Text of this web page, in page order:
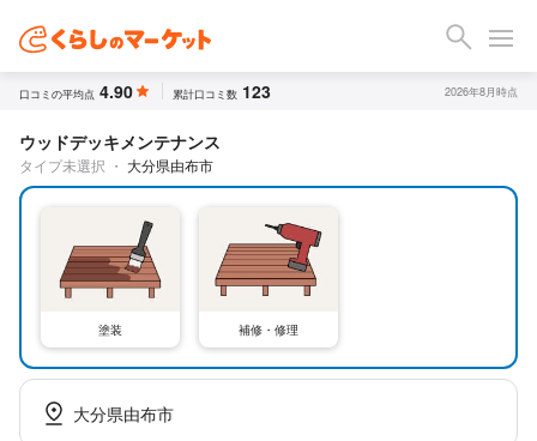
口コミの平均点 4.90 累計口コミ数 123 2026年8月時点
ウッドデッキメンテナンス
タイプ未選択 ・ 大分県由布市
塗装 補修・修理
大分県由布市